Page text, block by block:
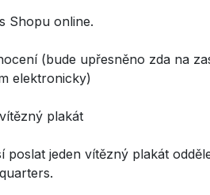
Shopu online.
(bude upřesněno zda na
elektronicky)
plakát
jeden vítězný plakát